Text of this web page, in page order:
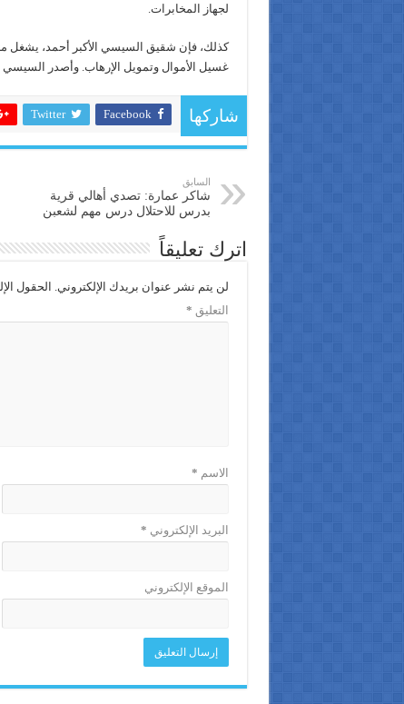
لجهاز المخابرات.
كذلك، فإن شقيق السيسي الأكبر أحمد، يشغل
غسيل الأموال وتمويل الإرهاب. وأصدر السيسي
شاركها Facebook
Twitter
السابق
شاكر عمارة: تصدي أهالي قرية
بدرس للاحتلال درس مهم لشعبن
اترك تعليقاً
لن يتم نشر عنوان بريدك الإلكتروني. الحقول
التعليق *
الاسم *
البريد الإلكتروني *
الموقع الإلكتروني